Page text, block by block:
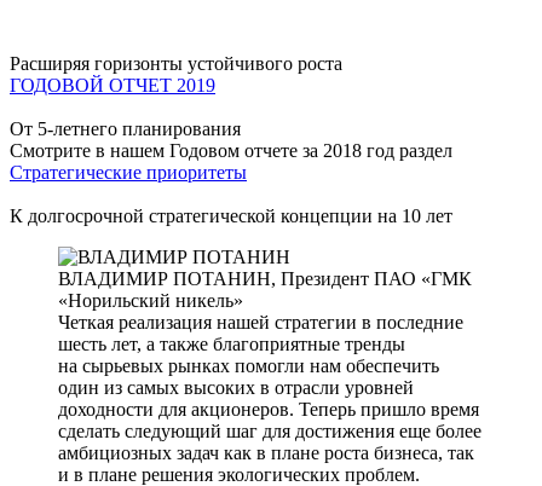
Расширяя горизонты устойчивого роста
ГОДОВОЙ ОТЧЕТ 2019
От 5-летнего планирования
Смотрите в нашем Годовом отчете за 2018 год раздел
Стратегические приоритеты
К долгосрочной стратегической концепции на 10 лет
ВЛАДИМИР ПОТАНИН, Президент ПАО «ГМК
«Норильский никель»
Четкая реализация нашей стратегии в последние
шесть лет, а также благоприятные тренды
на сырьевых рынках помогли нам обеспечить
один из самых высоких в отрасли уровней
доходности для акционеров. Теперь пришло время
сделать следующий шаг для достижения еще более
амбициозных задач как в плане роста бизнеса, так
и в плане решения экологических проблем.